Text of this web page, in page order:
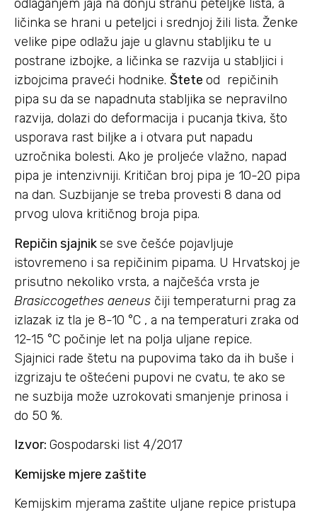
odlaganjem jaja na donju stranu peteljke lista, a
ličinka se hrani u peteljci i srednjoj žili lista. Ženke
velike pipe odlažu jaje u glavnu stabljiku te u
postrane izbojke, a ličinka se razvija u stabljici i
izbojcima praveći hodnike. Štete od repičinih
pipa su da se napadnuta stabljika se nepravilno
razvija, dolazi do deformacija i pucanja tkiva, što
usporava rast biljke a i otvara put napadu
uzročnika bolesti. Ako je proljeće vlažno, napad
pipa je intenzivniji. Kritičan broj pipa je 10-20 pipa
na dan. Suzbijanje se treba provesti 8 dana od
prvog ulova kritičnog broja pipa.
Repičin sjajnikse sve češće pojavljuje
istovremeno i sa repičinim pipama. U Hrvatskoj je
prisutno nekoliko vrsta, a najčešća vrsta je
Brasiccogethes aeneus čiji temperaturni prag za
izlazak iz tla je 8-10 °C , a na temperaturi zraka od
12-15 °C počinje let na polja uljane repice.
Sjajnici rade štetu na pupovima tako da ih buše i
izgrizaju te oštećeni pupovi ne cvatu, te ako se
ne suzbija može uzrokovati smanjenje prinosa i
do 50 %.
Izvor: Gospodarski list 4/2017
Kemijske mjere zaštite
Kemijskim mjerama zaštite uljane repice pristupa